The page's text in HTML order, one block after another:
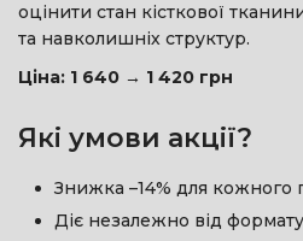
оцінити стан кісткової
та навколишніх структур.
Ціна: 1 640 → 1 420 грн
Які умови акції?
Знижка –14% для кожного
Діє незалежно від формату